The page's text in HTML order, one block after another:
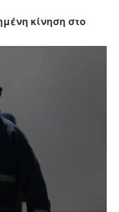
κίνηση στο